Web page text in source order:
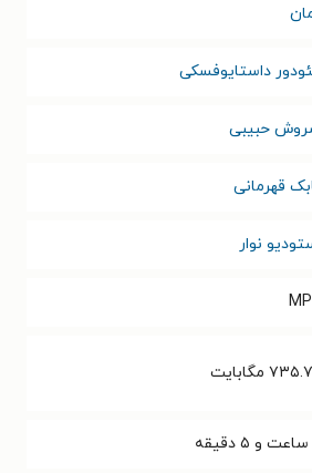
داستایوفسکی
حبیبی
قهرمانی
نوار
مگابایت